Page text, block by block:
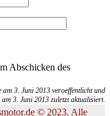
Abschicken des
3. Juni 2013 veroeffentlicht und
am 3. Juni 2013 zuletzt aktualisiert.
© 2023. Alle